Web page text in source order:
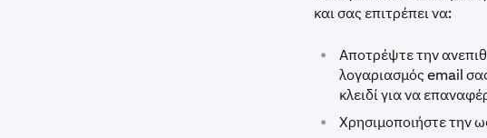
και σας επιτρέπει να:
•
Αποτρέψτε την
λογαριασμός email
κλειδί για να
• Χρησιμοποιήστε την